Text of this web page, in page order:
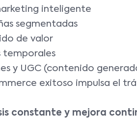
inteligente
segmentadas
de valor
temporales
y UGC (contenido
exitoso impulsa el
constante y mejora